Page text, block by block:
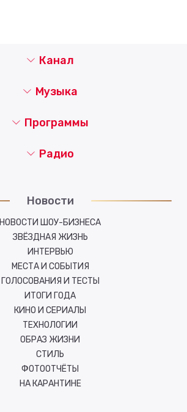
Канал
Музыка
Новости
НОВОСТИ ШОУ-БИЗНЕСА
ЗВЁЗДНАЯ ЖИЗНЬ
ИНТЕРВЬЮ
МЕСТА И СОБЫТИЯ
ГОЛОСОВАНИЯ И ТЕСТЫ
ИТОГИ ГОДА
КИНО И СЕРИАЛЫ
ТЕХНОЛОГИИ
ОБРАЗ ЖИЗНИ
СТИЛЬ
ФОТООТЧЁТЫ
НА КАРАНТИНЕ
Программы
Радио